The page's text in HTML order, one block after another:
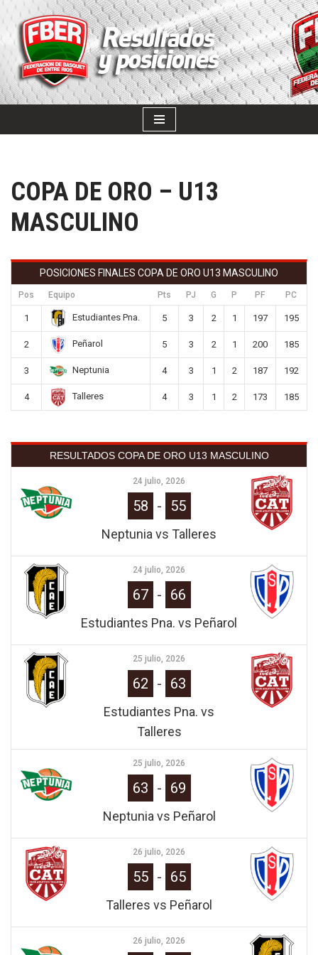
SALTAR
AL
CONTENIDO
COPA DE ORO – U13
MASCULINO
POSICIONES FINALES COPA DE ORO U13 MASCULINO
Pos Equipo Pts PJ G P PF PC
1 Estudiantes Pna. 5 3 2 1 197 195
2 Peñarol 5 3 2 1 200 185
3 Neptunia 4 3 1 2 187 192
4 Talleres 4 3 1 2 173 185
RESULTADOS COPA DE ORO U13 MASCULINO
24 julio, 2026
58 - 55
Neptunia vs Talleres
24 julio, 2026
67 - 66
Estudiantes Pna. vs Peñarol
25 julio, 2026
62 - 63
Estudiantes Pna. vs
Talleres
25 julio, 2026
63 - 69
Neptunia vs Peñarol
26 julio, 2026
55 - 65
Talleres vs Peñarol
26 julio, 2026